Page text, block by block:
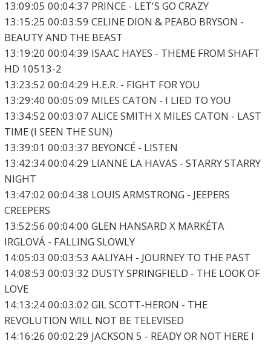
13:09:05 00:04:37 PRINCE - LET'S GO CRAZY
13:15:25 00:03:59 CELINE DION & PEABO BRYSON -
BEAUTY AND THE BEAST
13:19:20 00:04:39 ISAAC HAYES - THEME FROM SHAFT
HD 10513-2
13:23:52 00:04:29 H.E.R. - FIGHT FOR YOU
13:29:40 00:05:09 MILES CATON - I LIED TO YOU
13:34:52 00:03:07 ALICE SMITH X MILES CATON - LAST
TIME (I SEEN THE SUN)
13:39:01 00:03:37 BEYONCÉ - LISTEN
13:42:34 00:04:29 LIANNE LA HAVAS - STARRY STARRY
NIGHT
13:47:02 00:04:38 LOUIS ARMSTRONG - JEEPERS
CREEPERS
13:52:56 00:04:00 GLEN HANSARD X MARKÉTA
IRGLOVÁ - FALLING SLOWLY
14:05:03 00:03:53 AALIYAH - JOURNEY TO THE PAST
14:08:53 00:03:32 DUSTY SPRINGFIELD - THE LOOK OF
LOVE
14:13:24 00:03:02 GIL SCOTT-HERON - THE
REVOLUTION WILL NOT BE TELEVISED
14:16:26 00:02:29 JACKSON 5 - READY OR NOT HERE I